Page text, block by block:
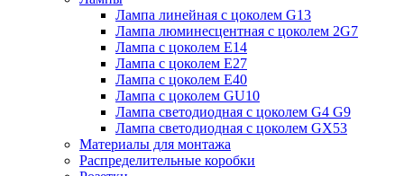
Лампа линейная с цоколем G13
Лампа люминесцентная с цоколем 2G7
Лампа с цоколем E14
Лампа с цоколем E27
Лампа с цоколем E40
Лампа с цоколем GU10
Лампа светодиодная с цоколем G4 G9
Лампа светодиодная с цоколем GX53
Материалы для монтажа
Распределительные коробки